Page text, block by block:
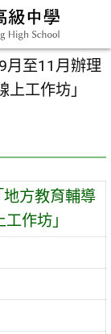
月至11月辦理
工作坊」
方教育輔導
作坊」